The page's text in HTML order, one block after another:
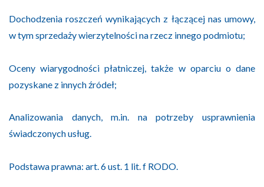
Dochodzenia roszczeń wynikających z łączącej nas umowy,
w tym sprzedaży wierzytelności na rzecz innego podmiotu;
Oceny wiarygodności płatniczej, także w oparciu o dane
pozyskane z innych źródeł;
Analizowania danych, m.in. na potrzeby usprawnienia
świadczonych usług.
Podstawa prawna: art. 6 ust. 1 lit. f RODO.